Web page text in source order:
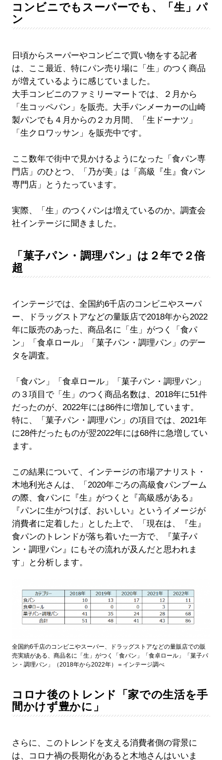
コンビニでもスーパーでも、「生」パ
ン
日頃からスーパーやコンビニで買い物をする記者
は、ここ最近、特にパン売り場に「生」のつく商品
が増えているように感じていました。
大手コンビニのファミリーマートでは、２月から
「生コッペパン」を販売。大手パンメーカーの山崎
製パンでも４月からの２カ月間、「生ドーナツ」
「生クロワッサン」を販売中です。
ここ数年で街中で見かけるようになった「食パン専
門店」のひとつ、「乃が美」は「高級『生』食パン
専門店」とうたっています。
実際、「生」のつくパンは増えているのか。調査会
社インテージに聞きました。
「菓子パン・調理パン」は２年で２倍
超
インテージでは、全国約6千店のコンビニやスーパ
ー、ドラッグストアなどの量販店で2018年から2022
年に販売のあった、商品名に「生」がつく「食パ
ン」「食卓ロール」「菓子パン・調理パン」のデー
タを調査。
「食パン」「食卓ロール」「菓子パン・調理パン」
の３項目で「生」のつく商品名数は、2018年に51件
だったのが、2022年には86件に増加しています。
特に、「菓子パン・調理パン」の項目では、2021年
に28件だったものが翌2022年には68件に急増してい
ます。
この結果について、インテージの市場アナリスト・
木地利光さんは、「2020年ごろの高級食パンブーム
の際、食パンに『生』がつくと『高級感がある』
『パンに生がつけば、おいしい』というイメージが
消費者に定着した」とした上で、「現在は、『生』
食パンのトレンドが落ち着いた一方で、『菓子パ
ン・調理パン』にもその流れが及んだと思われま
す」と分析します。
全国約6千店のコンビニやスーパー、ドラッグストアなどの量販店での販
売実績がある、商品名に「生」がつく「食パン」「食卓ロール」「菓子パ
ン・調理パン」（2018年から2022年）＝インテージ調べ
コロナ後のトレンド「家での生活を手
間かけず豊かに」
さらに、このトレンドを支える消費者側の背景に
は、コロナ禍の長期化があると木地さんはいいま